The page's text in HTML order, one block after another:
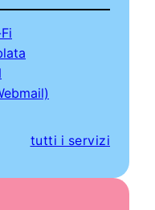
tutti i servizi